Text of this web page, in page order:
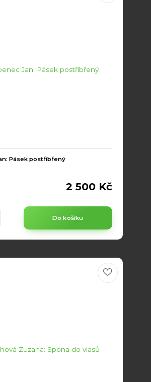
Pásek postříbřený
2 500 Kč
Do košíku